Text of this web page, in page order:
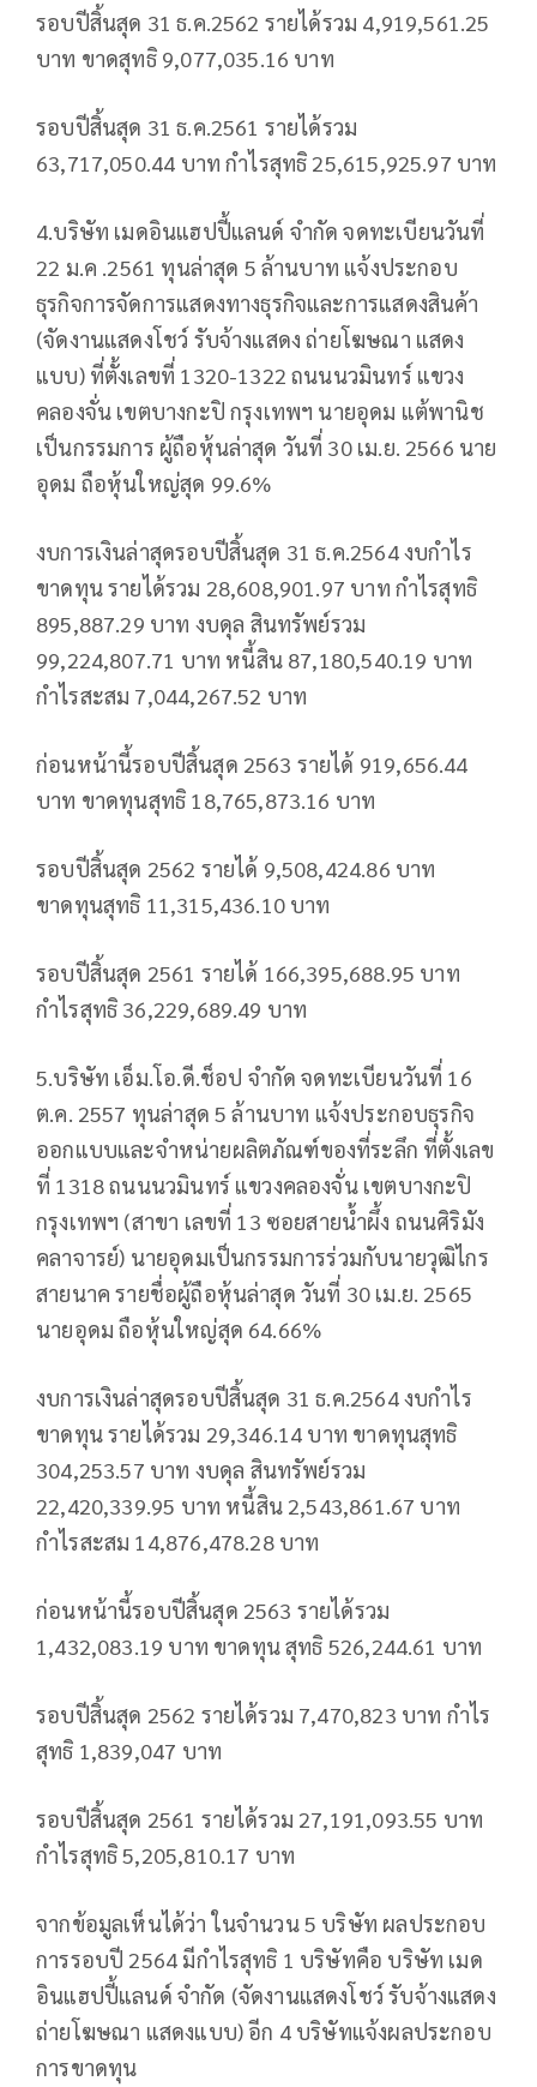
รอบปีสิ้นสุด 31 ธ.ค.2562 รายได้รวม 4,919,561.25
บาท ขาดสุทธิ 9,077,035.16 บาท
รอบปีสิ้นสุด 31 ธ.ค.2561 รายได้รวม
63,717,050.44 บาท กำไรสุทธิ 25,615,925.97 บาท
4.บริษัท เมดอินแฮปปี้แลนด์ จำกัด จดทะเบียนวันที่
22 ม.ค .2561 ทุนล่าสุด 5 ล้านบาท แจ้งประกอบ
ธุรกิจการจัดการแสดงทางธุรกิจและการแสดงสินค้า
(จัดงานแสดงโชว์ รับจ้างแสดง ถ่ายโฆษณา แสดง
แบบ) ที่ตั้งเลขที่ 1320-1322 ถนนนวมินทร์ แขวง
คลองจั่น เขตบางกะปิ กรุงเทพฯ นายอุดม แต้พานิช
เป็นกรรมการ ผู้ถือหุ้นล่าสุด วันที่ 30 เม.ย. 2566 นาย
อุดม ถือหุ้นใหญ่สุด 99.6%
งบการเงินล่าสุดรอบปีสิ้นสุด 31 ธ.ค.2564 งบกำไร
ขาดทุน รายได้รวม 28,608,901.97 บาท กำไรสุทธิ
895,887.29 บาท งบดุล สินทรัพย์รวม
99,224,807.71 บาท หนี้สิน 87,180,540.19 บาท
กำไรสะสม 7,044,267.52 บาท
ก่อนหน้านี้รอบปีสิ้นสุด 2563 รายได้ 919,656.44
บาท ขาดทุนสุทธิ 18,765,873.16 บาท
รอบปีสิ้นสุด 2562 รายได้ 9,508,424.86 บาท
ขาดทุนสุทธิ 11,315,436.10 บาท
รอบปีสิ้นสุด 2561 รายได้ 166,395,688.95 บาท
กำไรสุทธิ 36,229,689.49 บาท
5.บริษัท เอ็ม.โอ.ดี.ช็อป จำกัด จดทะเบียนวันที่ 16
ต.ค. 2557 ทุนล่าสุด 5 ล้านบาท แจ้งประกอบธุรกิจ
ออกแบบและจำหน่ายผลิตภัณฑ์ของที่ระลึก ที่ตั้งเลข
ที่ 1318 ถนนนวมินทร์ แขวงคลองจั่น เขตบางกะปิ
กรุงเทพฯ (สาขา เลขที่ 13 ซอยสายน้ำผึ้ง ถนนศิริมัง
คลาจารย์) นายอุดมเป็นกรรมการร่วมกับนายวุฒิไกร
สายนาค รายชื่อผู้ถือหุ้นล่าสุด วันที่ 30 เม.ย. 2565
นายอุดม ถือหุ้นใหญ่สุด 64.66%
งบการเงินล่าสุดรอบปีสิ้นสุด 31 ธ.ค.2564 งบกำไร
ขาดทุน รายได้รวม 29,346.14 บาท ขาดทุนสุทธิ
304,253.57 บาท งบดุล สินทรัพย์รวม
22,420,339.95 บาท หนี้สิน 2,543,861.67 บาท
กำไรสะสม 14,876,478.28 บาท
ก่อนหน้านี้รอบปีสิ้นสุด 2563 รายได้รวม
1,432,083.19 บาท ขาดทุน สุทธิ 526,244.61 บาท
รอบปีสิ้นสุด 2562 รายได้รวม 7,470,823 บาท กำไร
สุทธิ 1,839,047 บาท
รอบปีสิ้นสุด 2561 รายได้รวม 27,191,093.55 บาท
กำไรสุทธิ 5,205,810.17 บาท
จากข้อมูลเห็นได้ว่า ในจำนวน 5 บริษัท ผลประกอบ
การรอบปี 2564 มีกำไรสุทธิ 1 บริษัทคือ บริษัท เมด
อินแฮปปี้แลนด์ จำกัด (จัดงานแสดงโชว์ รับจ้างแสดง
ถ่ายโฆษณา แสดงแบบ) อีก 4 บริษัทแจ้งผลประกอบ
การขาดทุน